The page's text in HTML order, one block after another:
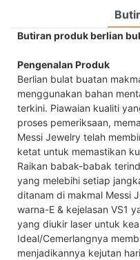
Butiran produk berlian
Pengenalan Produk
Berlian bulat buatan
menggunakan bahan
terkini. Piawaian kualiti
proses pemeriksaan,
Messi Jewelry telah
ketat untuk memastikan
Raikan babak-babak
yang melebihi setiap
ditanam di makmal Messi
warna-E & kejelasan VS1
yang diukir laser untuk
Ideal/Cemerlangnya
menjadikannya kejutan